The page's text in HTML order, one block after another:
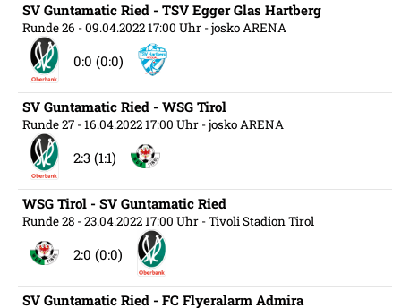
SV Guntamatic Ried - TSV Egger Glas Hartberg
Runde 26 - 09.04.2022 17:00 Uhr - josko ARENA
0:0 (0:0)
SV Guntamatic Ried - WSG Tirol
Runde 27 - 16.04.2022 17:00 Uhr - josko ARENA
2:3 (1:1)
WSG Tirol - SV Guntamatic Ried
Runde 28 - 23.04.2022 17:00 Uhr - Tivoli Stadion Tirol
2:0 (0:0)
SV Guntamatic Ried - FC Flyeralarm Admira